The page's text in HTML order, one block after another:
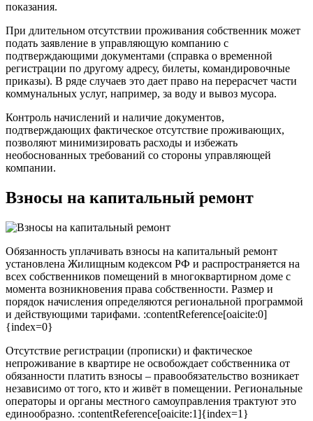
показания.
При длительном отсутствии проживания собственник может
подать заявление в управляющую компанию с
подтверждающими документами (справка о временной
регистрации по другому адресу, билеты, командировочные
приказы). В ряде случаев это дает право на перерасчет части
коммунальных услуг, например, за воду и вывоз мусора.
Контроль начислений и наличие документов,
подтверждающих фактическое отсутствие проживающих,
позволяют минимизировать расходы и избежать
необоснованных требований со стороны управляющей
компании.
Взносы на капитальный ремонт
Обязанность уплачивать взносы на капитальный ремонт
установлена Жилищным кодексом РФ и распространяется на
всех собственников помещений в многоквартирном доме с
момента возникновения права собственности. Размер и
порядок начисления определяются региональной программой
и действующими тарифами. :contentReference[oaicite:0]
{index=0}
Отсутствие регистрации (прописки) и фактическое
непроживание в квартире не освобождает собственника от
обязанности платить взносы – правообязательство возникает
независимо от того, кто и живёт в помещении. Региональные
операторы и органы местного самоуправления трактуют это
единообразно. :contentReference[oaicite:1]{index=1}